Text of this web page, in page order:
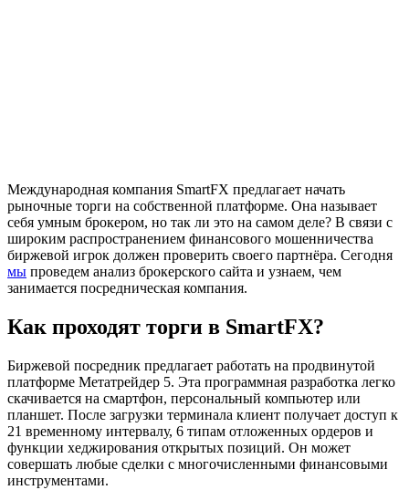
Международная компания SmartFX предлагает начать
рыночные торги на собственной платформе. Она называет
себя умным брокером, но так ли это на самом деле? В связи с
широким распространением финансового мошенничества
биржевой игрок должен проверить своего партнёра. Сегодня
мы проведем анализ брокерского сайта и узнаем, чем
занимается посредническая компания.
Как проходят торги в SmartFX?
Биржевой посредник предлагает работать на продвинутой
платформе Метатрейдер 5. Эта программная разработка легко
скачивается на смартфон, персональный компьютер или
планшет. После загрузки терминала клиент получает доступ к
21 временному интервалу, 6 типам отложенных ордеров и
функции хеджирования открытых позиций. Он может
совершать любые сделки с многочисленными финансовыми
инструментами.